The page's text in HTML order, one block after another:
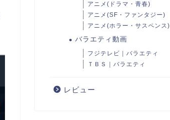
アニメ(ドラマ・青春)
アニメ(SF・ファンタジー)
アニメ(ホラー・サスペンス)
バラエティ動画
フジテレビ｜バラエティ
ＴＢＳ｜バラエティ
レビュー